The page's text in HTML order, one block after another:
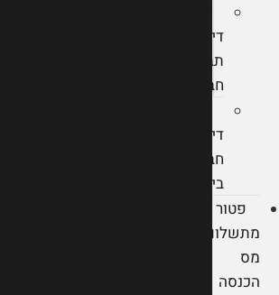
דין
תביעות
חבות
דין
חברות
ביטוח
פטור
מתשלום
מס
הכנסה